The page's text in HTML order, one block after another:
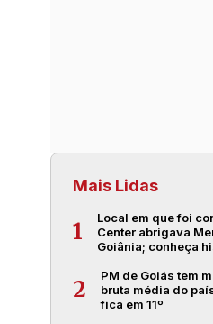
Mais Lidas
1
Local em que foi
Center abrigava
Goiânia; conheça
2
PM de Goiás tem
bruta média do
fica em 11º